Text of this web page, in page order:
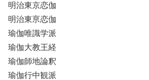
明治東京恋伽
明治東亰恋伽
瑜伽唯識学派
瑜伽大教王経
瑜伽師地論釈
瑜伽行中観派